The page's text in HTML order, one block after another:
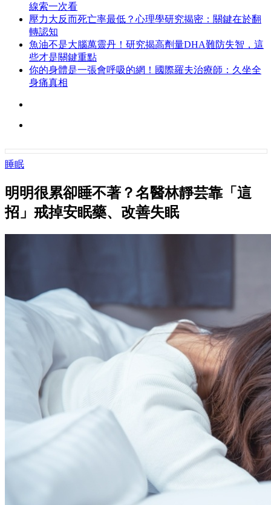
線索一次看
壓力大反而死亡率最低？心理學研究揭密：關鍵在於翻
轉認知
魚油不是大腦萬靈丹！研究揭高劑量DHA難防失智，這
些才是關鍵重點
你的身體是一張會呼吸的網！國際羅夫治療師：久坐全
身痛真相
睡眠
明明很累卻睡不著？名醫林靜芸靠「這
招」戒掉安眠藥、改善失眠